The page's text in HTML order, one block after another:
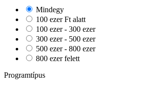
Mindegy
100 ezer Ft alatt
100 ezer - 300 ezer
300 ezer - 500 ezer
500 ezer - 800 ezer
800 ezer felett
Programtípus